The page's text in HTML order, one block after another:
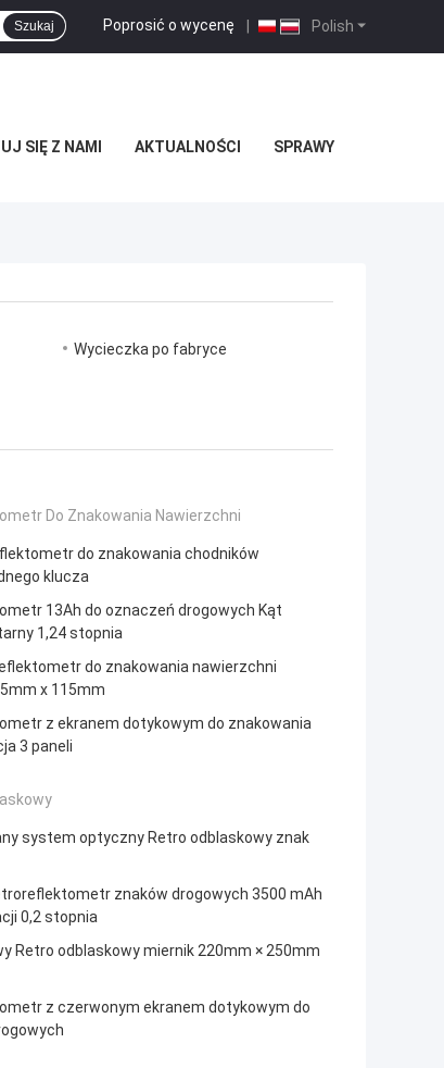
Polish
Poprosić o wycenę |
Szukaj
SIĘ Z NAMI AKTUALNOŚCI SPRAWY
Wycieczka po fabryce
Do Znakowania Nawierzchni
do znakowania chodników
klucza
13Ah do oznaczeń drogowych Kąt
1,24 stopnia
do znakowania nawierzchni
x 115mm
z ekranem dotykowym do znakowania
3 paneli
system optyczny Retro odblaskowy znak
znaków drogowych 3500 mAh
0,2 stopnia
Retro odblaskowy miernik 220mm × 250mm
z czerwonym ekranem dotykowym do